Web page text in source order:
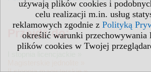
używają plików cookies i
celu realizacji m.in. usług
reklamowych zgodnie z Polityką
określić warunki przechowywania
plików cookies w Twojej
Przejdź do: